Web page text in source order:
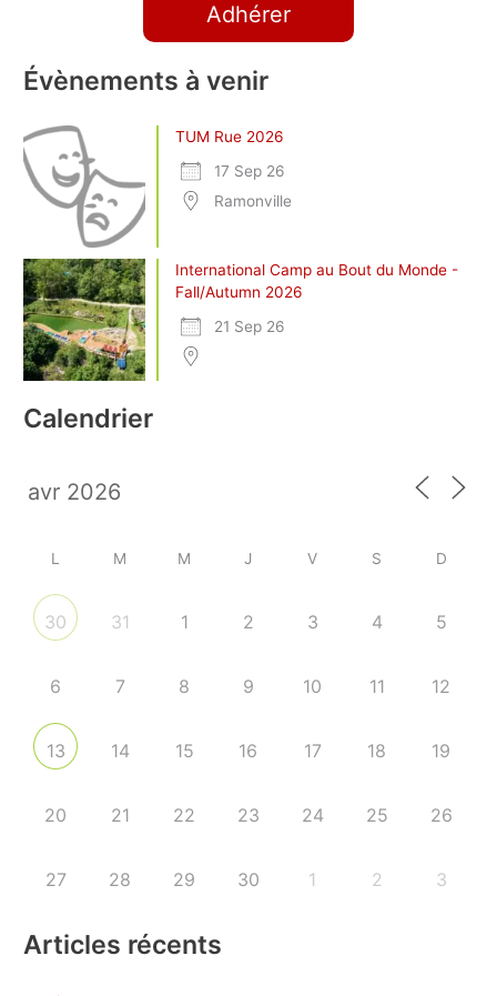
Adhérer
Évènements à venir
TUM Rue 2026
17 Sep 26
Ramonville
International Camp au Bout du Monde -
Fall/Autumn 2026
21 Sep 26
Calendrier
L M M J V S D
30 31 1 2 3 4 5
6 7 8 9 10 11 12
13 14 15 16 17 18 19
20 21 22 23 24 25 26
27 28 29 30 1 2 3
Articles récents